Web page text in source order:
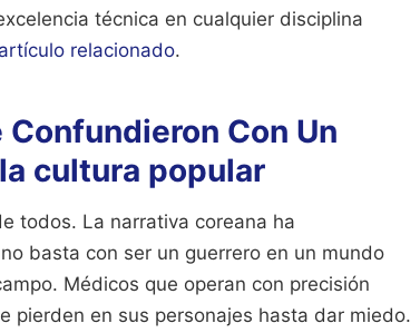
técnica en cualquier disciplina
relacionado.
Con Un
cultura popular
todos. La narrativa coreana ha
basta con ser un guerrero en un mundo
Médicos que operan con precisión
pierden en sus personajes hasta dar miedo.